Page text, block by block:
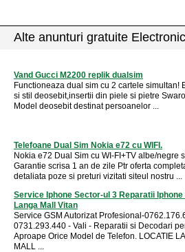
Alte anunturi gratuite
Vand Gucci M2200 replik dualsim
Functioneaza dual sim cu 2 cartele simultan!
si stil deosebit,insertii din piele si pietre
Model deosebit destinat persoanelor ...
Telefoane Dual Sim Nokia e72 cu WIFI.
Nokia e72 Dual Sim cu WI-FI+TV albe/negre
Garantie scrisa 1 an de zile Ptr oferta
detaliata poze si preturi vizitati siteul nostru ...
Service Iphone Sector-ul 3 Reparatii Iphone
Langa Mall Vitan
Service GSM Autorizat Profesional-
0731.293.440 - Vali - Reparatii si Decodari
Aproape Orice Model de Telefon. LOCATIE
MALL ...